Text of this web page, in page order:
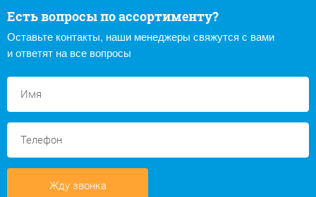
Есть вопросы по ассортименту?
Оставьте контакты, наши менеджеры свяжутся с вами
и ответят на все вопросы
Жду звонка